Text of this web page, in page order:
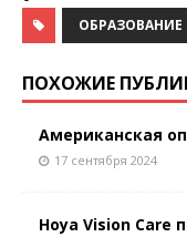
ОБРАЗОВАНИЕ
ПОХОЖИЕ
Американская
17 сентября 2024
Hoya Vision Care